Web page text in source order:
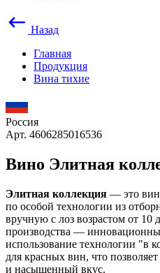
Назад
Главная
Продукция
Вина тихие
Россия
Арт. 4606285016536
Вино Элитная
Элитная коллекция — это
по особой технологии из
вручную с лоз возрастом от 10
производства —
использование технологии "в
для красных вин, что
и насыщенный вкус.